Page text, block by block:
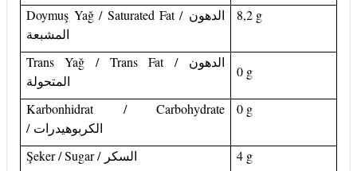
Doymuş Yağ / Saturated Fat / الدهون
المشبعة
8,2 g
Trans Yağ / Trans Fat / الدهون
المتحولة
0 g
Karbonhidrat / Carbohydrate
/ الكربوهيدرات
0 g
Şeker / Sugar / السكر
4 g